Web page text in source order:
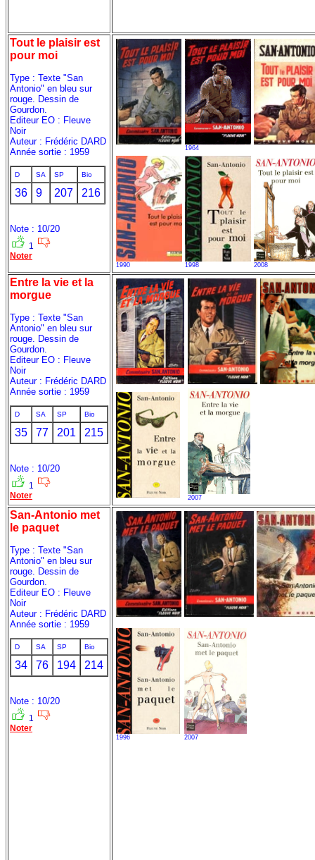
Tout le plaisir est
pour moi
Type : Texte "San
Antonio" en bleu sur
rouge. Dessin de
Gourdon.
Editeur EO : Fleuve
Noir
Auteur : Frédéric DARD
Année sortie : 1959
D SA SP Bio
36 9 207 216
Note : 10/20
1
Noter
1964
1990 1998 2008
Entre la vie et la
morgue
Type : Texte "San
Antonio" en bleu sur
rouge. Dessin de
Gourdon.
Editeur EO : Fleuve
Noir
Auteur : Frédéric DARD
Année sortie : 1959
D SA SP Bio
35 77 201 215
Note : 10/20
1
Noter
2007
San-Antonio met
le paquet
Type : Texte "San
Antonio" en bleu sur
rouge. Dessin de
Gourdon.
Editeur EO : Fleuve
Noir
Auteur : Frédéric DARD
Année sortie : 1959
D SA SP Bio
34 76 194 214
Note : 10/20
1
Noter
1996 2007